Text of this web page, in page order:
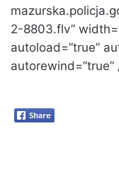
2-8803.flv”
autoload=”true”
autorewind=”true”